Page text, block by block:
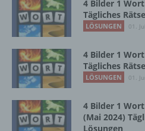
4 Bilder 1
Tägliches
LÖSUNGEN 01.
4 Bilder 1
Tägliches
LÖSUNGEN 01.
4 Bilder 1
(Mai 2024)
Lösungen
d) Einschränkung der
Einschränkung der
Markierung
personenbezogener
künftige Verarbeitung
e) Profiling